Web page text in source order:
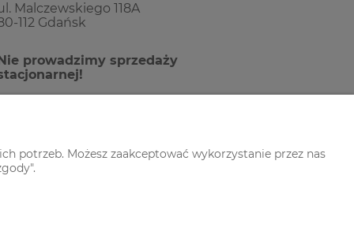
Malczewskiego 118A
112 Gdańsk
prowadzimy sprzedaży
potrzeb. Możesz zaakceptować wykorzystanie przez nas